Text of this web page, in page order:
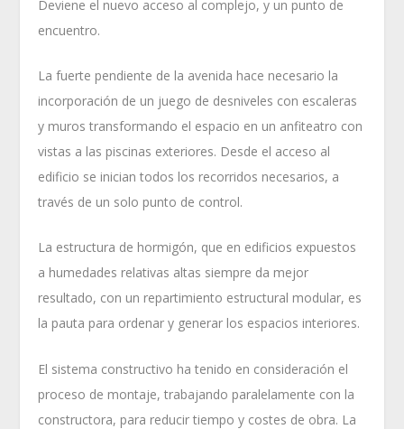
Deviene el nuevo acceso al complejo, y un punto de
encuentro.
La fuerte pendiente de la avenida hace necesario la
incorporación de un juego de desniveles con escaleras
y muros transformando el espacio en un anfiteatro con
vistas a las piscinas exteriores. Desde el acceso al
edificio se inician todos los recorridos necesarios, a
través de un solo punto de control.
La estructura de hormigón, que en edificios expuestos
a humedades relativas altas siempre da mejor
resultado, con un repartimiento estructural modular, es
la pauta para ordenar y generar los espacios interiores.
El sistema constructivo ha tenido en consideración el
proceso de montaje, trabajando paralelamente con la
constructora, para reducir tiempo y costes de obra. La